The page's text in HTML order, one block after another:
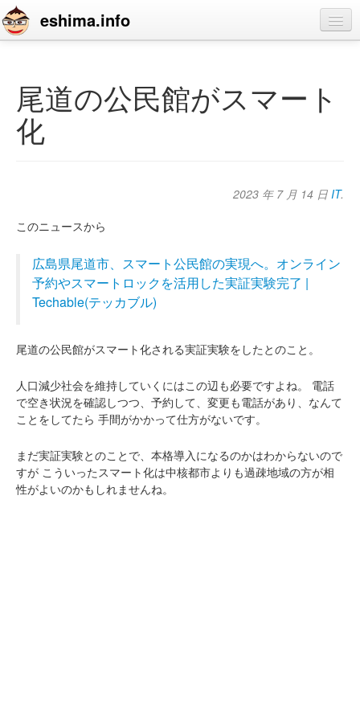
eshima.info
blog
profile
contact
尾道の公民館がスマート
化
2023 年 7 月 14 日 IT.
このニュースから
広島県尾道市、スマート公民館の実現へ。オンライン
予約やスマートロックを活用した実証実験完了 |
Techable(テッカブル)
尾道の公民館がスマート化される実証実験をしたとのこと。
人口減少社会を維持していくにはこの辺も必要ですよね。
電話
で空き状況を確認しつつ、予約して、変更も電話があり、なんて
ことをしてたら 手間がかかって仕方がないです。
まだ実証実験とのことで、本格導入になるのかはわからないので
すが こういったスマート化は中核都市よりも過疎地域の方が相
性がよいのかもしれませんね。